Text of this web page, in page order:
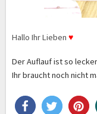
Hallo Ihr Lieben ♥
Der Auflauf ist so
Ihr braucht noch nicht